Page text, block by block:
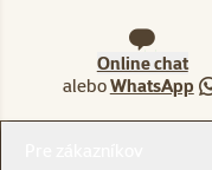
Online chat
aleboWhatsApp